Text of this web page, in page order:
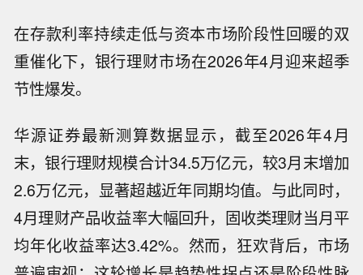
在存款利率持续走低与资本市场阶段性回暖的双
重催化下，银行理财市场在2026年4月迎来超季
节性爆发。
华源证券最新测算数据显示，截至2026年4月
末，银行理财规模合计34.5万亿元，较3月末增加
2.6万亿元，显著超越近年同期均值。与此同时，
4月理财产品收益率大幅回升，固收类理财当月平
均年化收益率达3.42%。然而，狂欢背后，市场